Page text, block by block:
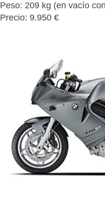
Peso: 209 kg (en vacío
Precio: 9.950 €